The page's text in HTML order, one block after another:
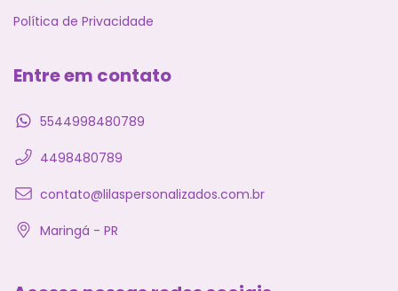
Política de Privacidade
Entre em contato
5544998480789
4498480789
contato@lilaspersonalizados.com.br
Maringá - PR